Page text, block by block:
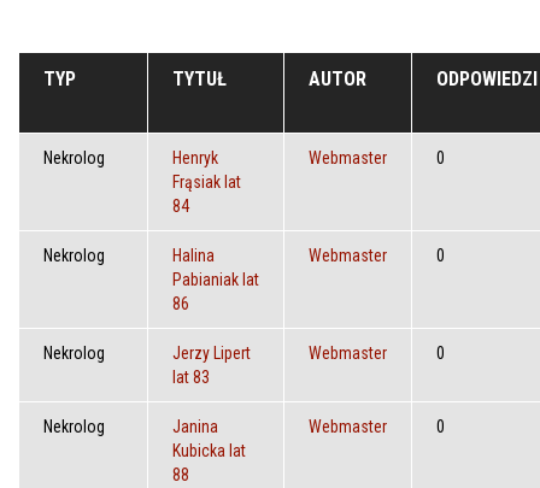
TYP TYTUŁ AUTOR ODPOWIEDZI
Nekrolog
Henryk
Frąsiak lat
84
Webmaster 0
Nekrolog
Halina
Pabianiak lat
86
Webmaster 0
Nekrolog
Jerzy Lipert
lat 83
Webmaster 0
Nekrolog
Janina
Kubicka lat
88
Webmaster 0